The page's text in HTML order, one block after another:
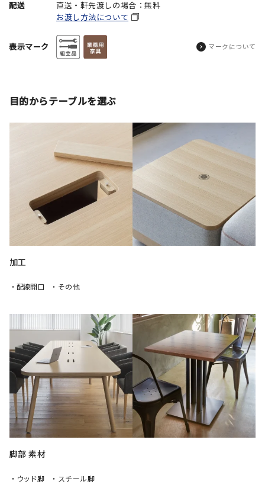
配送
直送・軒先渡しの場合：無料
お渡し方法について
表示マーク マークについて
目的からテーブルを選ぶ
加工
・配線開口 ・その他
脚部 素材
・ウッド脚 ・スチール脚